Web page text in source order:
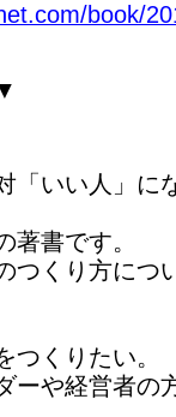
book/
い人」にな
です。
り方につい
りたい。
経営者の方